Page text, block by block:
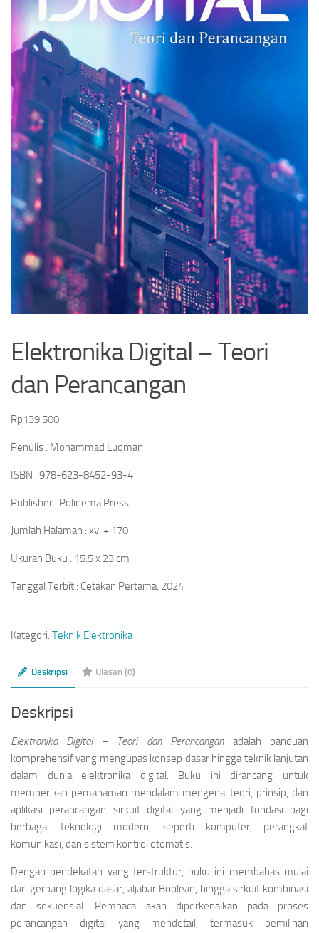
Elektronika Digital – Teori
dan Perancangan
Rp139.500
Penulis : Mohammad Luqman
ISBN : 978-623-8452-93-4
Publisher : Polinema Press
Jumlah Halaman : xvi + 170
Ukuran Buku : 15.5 x 23 cm
Tanggal Terbit : Cetakan Pertama, 2024
Kategori: Teknik Elektronika
Deskripsi Ulasan (0)
Deskripsi
Elektronika Digital – Teori dan Perancanganadalah panduan
komprehensif yang mengupas konsep dasar hingga teknik lanjutan
dalam dunia elektronika digital. Buku ini dirancang untuk
memberikan pemahaman mendalam mengenai teori, prinsip, dan
aplikasi perancangan sirkuit digital yang menjadi fondasi bagi
berbagai teknologi modern, seperti komputer, perangkat
komunikasi, dan sistem kontrol otomatis.
Dengan pendekatan yang terstruktur, buku ini membahas mulai
dari gerbang logika dasar, aljabar Boolean, hingga sirkuit kombinasi
dan sekuensial. Pembaca akan diperkenalkan pada proses
perancangan digital yang mendetail, termasuk pemilihan